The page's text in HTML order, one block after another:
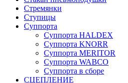
Стремянки
Ступицы
Суппорта
Суппорта HALDEX
Суппорта KNORR
Суппорта MERITOR
Суппорта WABCO
Суппорта в сборе
СЦЕПЛЕНИЕ